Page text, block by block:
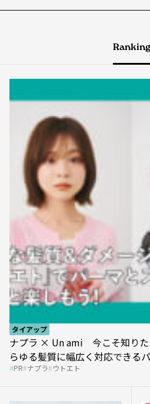
Ranking
タイアップ
ナプラ × Un ami 今こそ知りた
らゆる髪質に幅広く対応でき
et』
PR ナプラ ウトエト